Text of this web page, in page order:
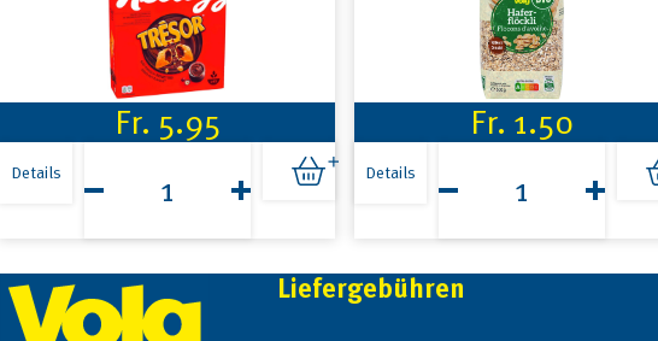
Fr. 5.95
Details
Choco
410g
Menge
Fr. 1.50
Details
Haferflöckli
Menge
Footer Liefergebühren